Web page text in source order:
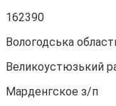
162390
Вологодська
Великоустюзький
Марденгское з/п